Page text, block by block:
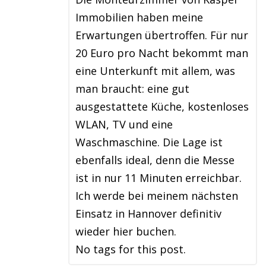
Immobilien haben meine
Erwartungen übertroffen. Für nur
20 Euro pro Nacht bekommt man
eine Unterkunft mit allem, was
man braucht: eine gut
ausgestattete Küche, kostenloses
WLAN, TV und eine
Waschmaschine. Die Lage ist
ebenfalls ideal, denn die Messe
ist in nur 11 Minuten erreichbar.
Ich werde bei meinem nächsten
Einsatz in Hannover definitiv
wieder hier buchen.
No tags for this post.